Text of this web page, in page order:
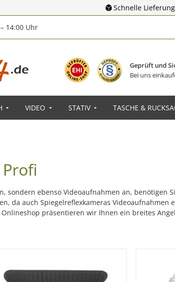
Schnelle Lieferung
14:00 Uhr
Geprüft und
Bei uns
VIDEO STATIV TASCHE &
sondern ebenso Videoaufnahmen an,
da auch Spiegelreflexkameras
präsentieren wir Ihnen ein breites